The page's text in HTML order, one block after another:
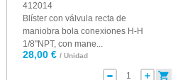
412014
Blíster con válvula recta de
maniobra bola conexiones H-H
1/8"NPT, con mane...
28,00 € / Unidad